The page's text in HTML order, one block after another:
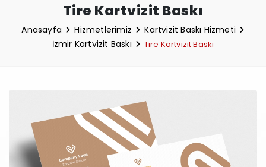
Tire Kartvizit Baskı
Anasayfa Hizmetlerimiz
Kartvizit Baskı Hizmeti
İzmir Kartvizit Baskı
Tire Kartvizit Baskı